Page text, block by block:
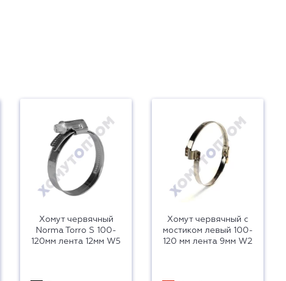
Хомут червячный
Norma Torro S 100-
120мм лента 12мм W5
Хомут червячный с
мостиком левый 100-
120 мм лента 9мм W2